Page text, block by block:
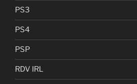
PS3
PS4
PSP
RDV IRL